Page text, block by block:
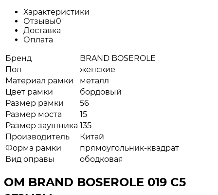
Характеристики
Отзывы0
Доставка
Оплата
Бренд
BRAND BOSEROLE
Пол
женские
Материал рамки
металл
Цвет рамки
бордовый
Размер рамки
56
Размер моста
15
Размер заушника 135
Производитель
Китай
Форма рамки
прямоугольник-квадрат
Вид оправы
ободковая
ОМ BRAND BOSEROLE 019 C5